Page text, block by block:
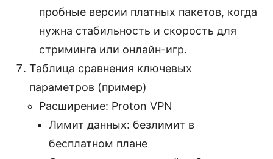
пробные версии платных пакетов, когда
нужна стабильность и скорость для
стриминга или онлайн-игр.
Таблица сравнения ключевых
параметров (пример)
Расширение: Proton VPN
Лимит данных: безлимит в
бесплатном плане